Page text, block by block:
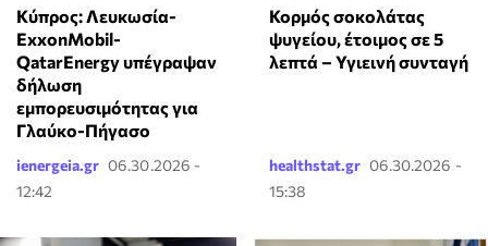
Κύπρος: Λευκωσία-
ExxonMobil-
QatarEnergy υπέγραψαν
δήλωση
εμπορευσιμότητας για
Γλαύκο-Πήγασο
ienergeia.gr 06.30.2026 -
12:42
Κορμός σοκολάτας
ψυγείου, έτοιμος σε 5
λεπτά – Υγιεινή συνταγή
healthstat.gr 06.30.2026 -
15:38